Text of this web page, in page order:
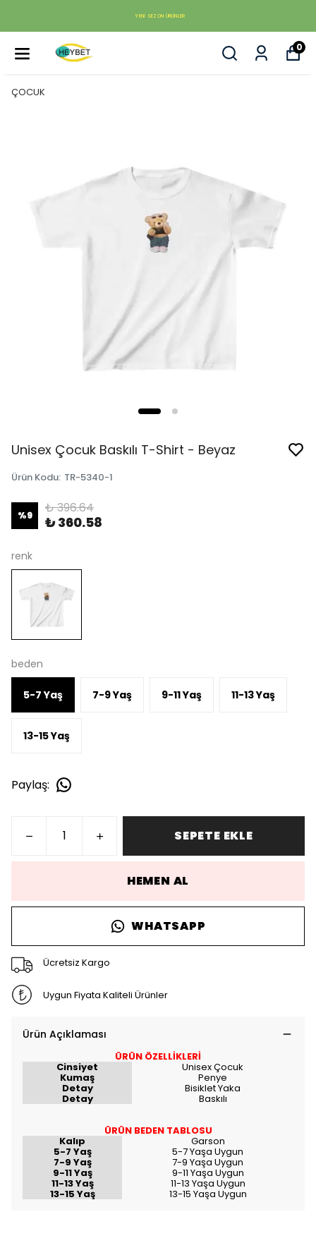
YENI SEZON ÜRÜNLER
0
ÇOCUK
Unisex Çocuk Baskılı T-Shirt - Beyaz
Ürün Kodu: TR-5340-1
%9 ₺ 396.64
₺ 360.58
renk
beden
5-7 Yaş 7-9 Yaş 9-11 Yaş 11-13 Yaş
13-15 Yaş
Paylaş:
SEPETE EKLE
HEMEN AL
WHATSAPP
Ücretsiz Kargo
Uygun Fiyata Kaliteli Ürünler
Ürün Açıklaması
ÜRÜN ÖZELLİKLERİ
Cinsiyet Unisex Çocuk
Kumaş Penye
Detay Bisiklet Yaka
Detay Baskılı
ÜRÜN BEDEN TABLOSU
Kalıp Garson
5-7 Yaş 5-7 Yaşa Uygun
7-9 Yaş 7-9 Yaşa Uygun
9-11 Yaş 9-11 Yaşa Uygun
11-13 Yaş 11-13 Yaşa Uygun
13-15 Yaş 13-15 Yaşa Uygun